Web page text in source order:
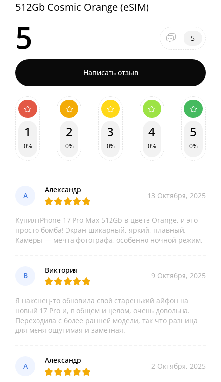
512Gb Cosmic Orange (eSIM)
5 5
Написать отзыв
1
0%
2
0%
3
0%
4
0%
5
0%
А
Александр
13 Октября, 2025
Купил iPhone 17 Pro Max 512Gb в цвете Orange, и это
просто бомба! Экран шикарный, яркий, плавный.
Камеры — мечта фотографа, особенно ночной режим.
В
Виктория
9 Октября, 2025
Я наконец-то обновила свой старенький айфон на
новый 17 Pro и, в общем и целом, очень довольна.
Переходила с более ранней модели, так что разница
для меня ощутимая и заметная.
А
Александр
2 Октября, 2025